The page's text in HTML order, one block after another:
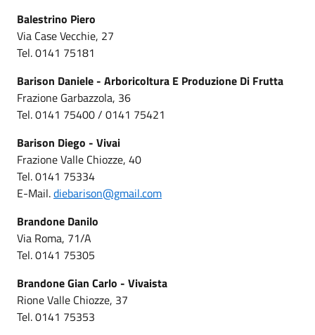
Balestrino Piero
Via Case Vecchie, 27
Tel. 0141 75181
Barison Daniele - Arboricoltura E Produzione Di Frutta
Frazione Garbazzola, 36
Tel. 0141 75400 / 0141 75421
Barison Diego - Vivai
Frazione Valle Chiozze, 40
Tel. 0141 75334
E-Mail.diebarison@gmail.com
Brandone Danilo
Via Roma, 71/A
Tel. 0141 75305
Brandone Gian Carlo - Vivaista
Rione Valle Chiozze, 37
Tel. 0141 75353